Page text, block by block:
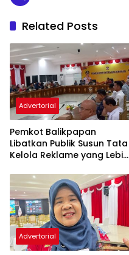
Related Posts
Advertorial
Pemkot Balikpapan
Libatkan Publik Susun Tata
Kelola Reklame yang Lebih
Advertorial